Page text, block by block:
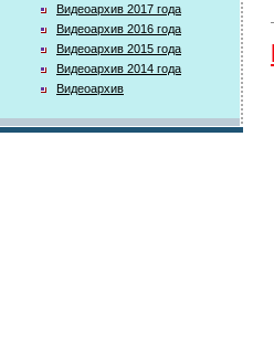
Видеоархив 2017 года
Видеоархив 2016 года
Видеоархив 2015 года
Видеоархив 2014 года
Видеоархив